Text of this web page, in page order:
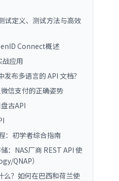
试定义、测试方法与高效
Connect概述
战应用
布多语言的 API 文档？
信支付的正确姿势
古API
：初学者综合指南
：NAS厂商 REST API 使
QNAP）
么？如何在巴西和荷兰使